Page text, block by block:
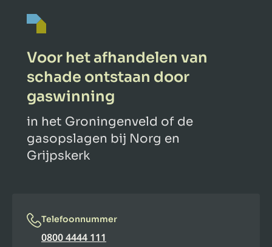
Voor het afhandelen van
schade ontstaan door
gaswinning
in het Groningenveld of de
gasopslagen bij Norg en
Grijpskerk
Telefoonnummer
0800 4444 111